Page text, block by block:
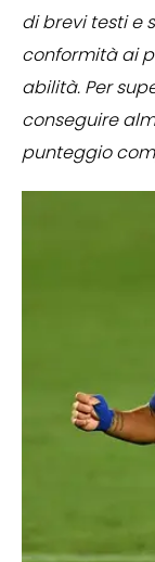
di brevi testi e
conformità ai
abilità. Per
conseguire
punteggio